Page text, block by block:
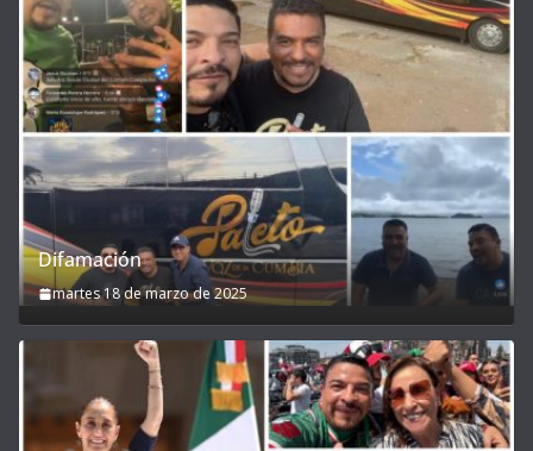
Difamación
martes 18 de marzo de 2025